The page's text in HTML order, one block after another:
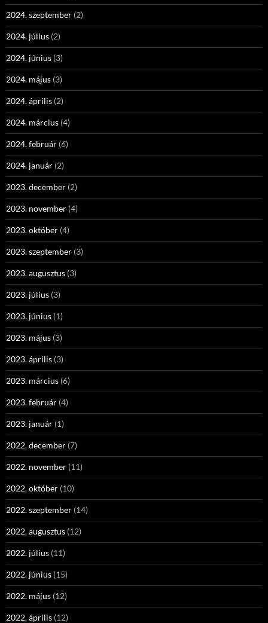
2024. szeptember (2)
2024. július (2)
2024. június (3)
2024. május (3)
2024. április (2)
2024. március (4)
2024. február (6)
2024. január (2)
2023. december (2)
2023. november (4)
2023. október (4)
2023. szeptember (3)
2023. augusztus (3)
2023. július (3)
2023. június (1)
2023. május (3)
2023. április (3)
2023. március (6)
2023. február (4)
2023. január (1)
2022. december (7)
2022. november (11)
2022. október (10)
2022. szeptember (14)
2022. augusztus (12)
2022. július (11)
2022. június (15)
2022. május (12)
2022. április (12)